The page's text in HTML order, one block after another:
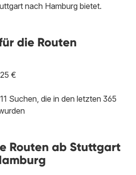
nach Hamburg bietet.
die Routen
€
Suchen, die in den letzten 365
Routen ab Stuttgart